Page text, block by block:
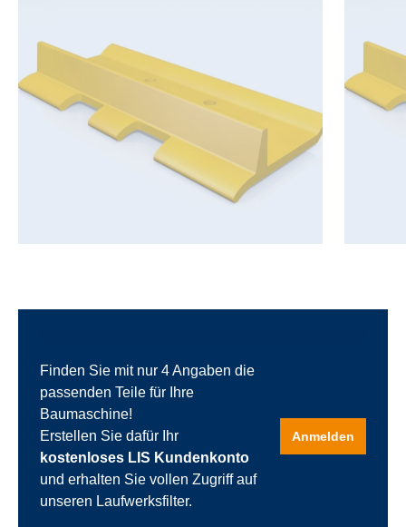
Finden Sie mit nur 4 Angaben die
passenden Teile für Ihre
Baumaschine!
Erstellen Sie dafür Ihr
kostenloses LIS Kundenkonto
und erhalten Sie vollen Zugriff auf
unseren Laufwerksfilter.
Anmelden